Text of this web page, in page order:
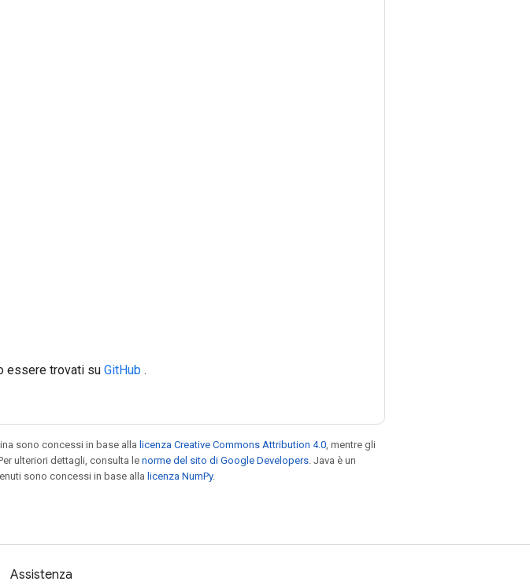
essere trovati su GitHub .
sono concessi in base alla licenza Creative Commons Attribution 4.0, mentre gli
ulteriori dettagli, consulta lenorme del sito di Google Developers. Java è un
sono concessi in base alla licenza NumPy.
Assistenza